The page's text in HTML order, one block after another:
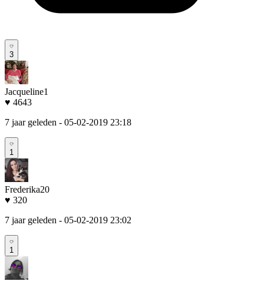
3
Jacqueline1
♥ 4643
7 jaar geleden - 05-02-2019 23:18
1
Frederika20
♥ 320
7 jaar geleden - 05-02-2019 23:02
1